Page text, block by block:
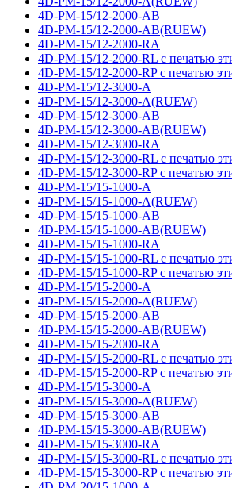
4D-PM-15/12-2000-AB
4D-PM-15/12-2000-AB(RUEW)
4D-PM-15/12-2000-RA
4D-PM-15/12-2000-RL с печатью
4D-PM-15/12-2000-RP с печатью
4D-PM-15/12-3000-A
4D-PM-15/12-3000-A(RUEW)
4D-PM-15/12-3000-AB
4D-PM-15/12-3000-AB(RUEW)
4D-PM-15/12-3000-RA
4D-PM-15/12-3000-RL с печатью
4D-PM-15/12-3000-RP с печатью
4D-PM-15/15-1000-A
4D-PM-15/15-1000-A(RUEW)
4D-PM-15/15-1000-AB
4D-PM-15/15-1000-AB(RUEW)
4D-PM-15/15-1000-RA
4D-PM-15/15-1000-RL с печатью
4D-PM-15/15-1000-RP с печатью
4D-PM-15/15-2000-A
4D-PM-15/15-2000-A(RUEW)
4D-PM-15/15-2000-AB
4D-PM-15/15-2000-AB(RUEW)
4D-PM-15/15-2000-RA
4D-PM-15/15-2000-RL с печатью
4D-PM-15/15-2000-RP с печатью
4D-PM-15/15-3000-A
4D-PM-15/15-3000-A(RUEW)
4D-PM-15/15-3000-AB
4D-PM-15/15-3000-AB(RUEW)
4D-PM-15/15-3000-RA
4D-PM-15/15-3000-RL с печатью
4D-PM-15/15-3000-RP с печатью